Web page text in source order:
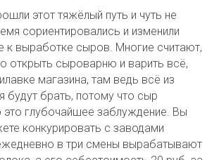
этот тяжёлый путь и чуть не
сориентировались и изменили
к выработке сыров. Многие считают,
открыть сыроварню и варить всё,
магазина, там ведь всё из
будут брать, потому что сыр
это глубочайшее заблуждение. Вы
конкурировать с заводами
в три смены вырабатывают